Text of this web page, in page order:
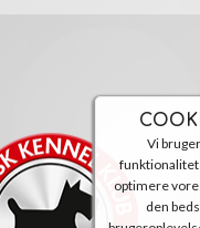
Vi
funktionalitet
optimere
den